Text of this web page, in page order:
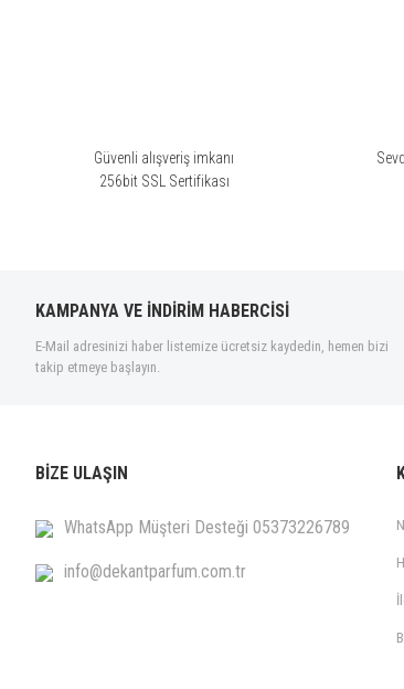
J.F Schwarzlose (1)
Kajal (1)
Laurent Mazzone (1)
Güvenli alışveriş imkanı
256bit SSL Sertifikası
KAMPANYA VE İNDİRİM HABERCİSİ
E-Mail adresinizi haber listemize ücretsiz kaydedin, hemen bizi
takip etmeye başlayın.
BİZE ULAŞIN
WhatsApp Müşteri Desteği 05373226789
info@dekantparfum.com.tr